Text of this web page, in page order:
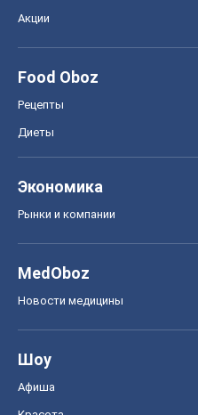
Акции
Food Oboz
Рецепты
Диеты
Экономика
Рынки и компании
MedOboz
Новости медицины
Шоу
Афиша